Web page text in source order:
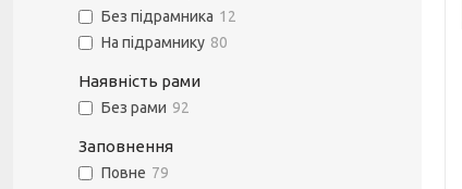
Без підрамника 12
На підрамнику 80
Наявність рами
Без рами 92
Заповнення
Повне 79